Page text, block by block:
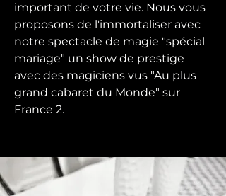
important de votre vie. Nous vous
proposons de l'immortaliser avec
notre spectacle de magie "spécial
mariage" un show de prestige
avec des magiciens vus "Au plus
grand cabaret du Monde" sur
France 2.